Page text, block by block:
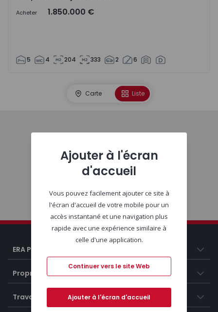
Acheter 1.850.000 €
5 4 204 333 2 6
Carte Liste
ERA Portugal
Propriétés
Travailler chez ERA
Ajouter à l'écran
d'accueil
Vous pouvez facilement ajouter ce site à
l'écran d'accueil de votre mobile pour un
accès instantané et une navigation plus
rapide avec une expérience similaire à
celle d'une application.
Continuer vers le site Web
Ajouter à l'écran d'accueil